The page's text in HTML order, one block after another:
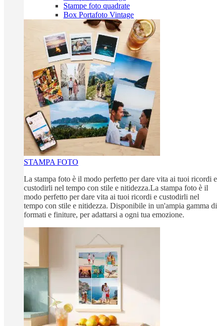
Stampe foto quadrate
Box Portafoto Vintage
STAMPA FOTO
La stampa foto è il modo perfetto per dare vita ai tuoi ricordi e
custodirli nel tempo con stile e nitidezza.La stampa foto è il
modo perfetto per dare vita ai tuoi ricordi e custodirli nel
tempo con stile e nitidezza. Disponibile in un'ampia gamma di
formati e finiture, per adattarsi a ogni tua emozione.